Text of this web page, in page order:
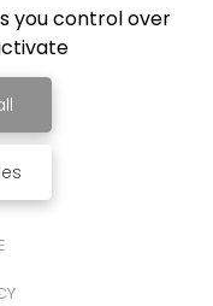
you control over